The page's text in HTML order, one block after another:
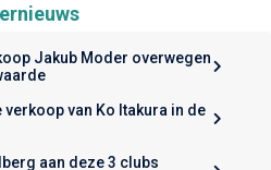
Jakub Moder overwegen
verkoop van Ko Itakura in de
aan deze 3 clubs